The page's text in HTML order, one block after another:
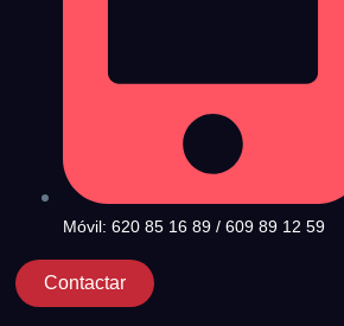
Móvil: 620 85 16 89 / 609 89 12 59
Contactar